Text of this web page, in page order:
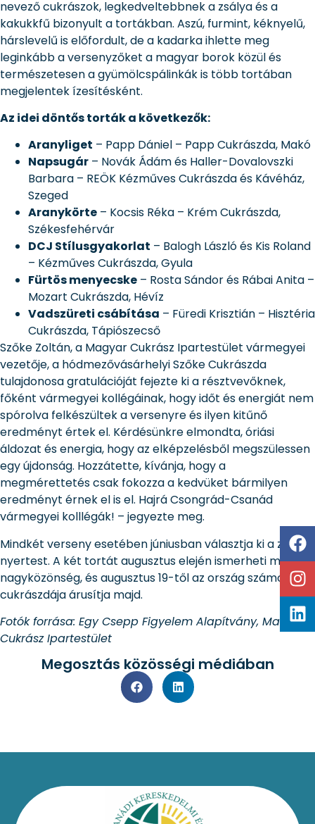
nevező cukrászok, legkedveltebbnek a zsálya és a
kakukkfű bizonyult a tortákban. Aszú, furmint, kéknyelű,
hárslevelű is előfordult, de a kadarka ihlette meg
leginkább a versenyzőket a magyar borok közül és
természetesen a gyümölcspálinkák is több tortában
megjelentek ízesítésként.
Az idei döntős torták a következők:
Aranyliget – Papp Dániel – Papp Cukrászda, Makó
Napsugár – Novák Ádám és Haller-Dovalovszki
Barbara – REÖK Kézműves Cukrászda és Kávéház,
Szeged
Aranykörte – Kocsis Réka – Krém Cukrászda,
Székesfehérvár
DCJ Stílusgyakorlat – Balogh László és Kis Roland
– Kézműves Cukrászda, Gyula
Fürtös menyecske – Rosta Sándor és Rábai Anita –
Mozart Cukrászda, Hévíz
Vadszüreti csábítása – Füredi Krisztián – Hisztéria
Cukrászda, Tápiószecső
Szőke Zoltán, a Magyar Cukrász Ipartestület vármegyei
vezetője, a hódmezővásárhelyi Szőke Cukrászda
tulajdonosa gratulációját fejezte ki a résztvevőknek,
főként vármegyei kollégáinak, hogy időt és energiát nem
spórolva felkészültek a versenyre és ilyen kitűnő
eredményt értek el. Kérdésünkre elmondta, óriási
áldozat és energia, hogy az elképzelésből megszülessen
egy újdonság. Hozzátette, kívánja, hogy a
megmérettetés csak fokozza a kedvüket bármilyen
eredményt érnek el is el. Hajrá Csongrád-Csanád
vármegyei kolllégák! – jegyezte meg.
Mindkét verseny esetében júniusban választja ki a zsűri a
nyertest. A két tortát augusztus elején ismerheti meg a
nagyközönség, és augusztus 19-től az ország számos
cukrászdája árusítja majd.
Fotók forrása: Egy Csepp Figyelem Alapítvány, Magyar
Cukrász Ipartestület
Megosztás közösségi médiában